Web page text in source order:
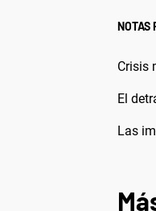
NOTAS
Crisis
El
Las